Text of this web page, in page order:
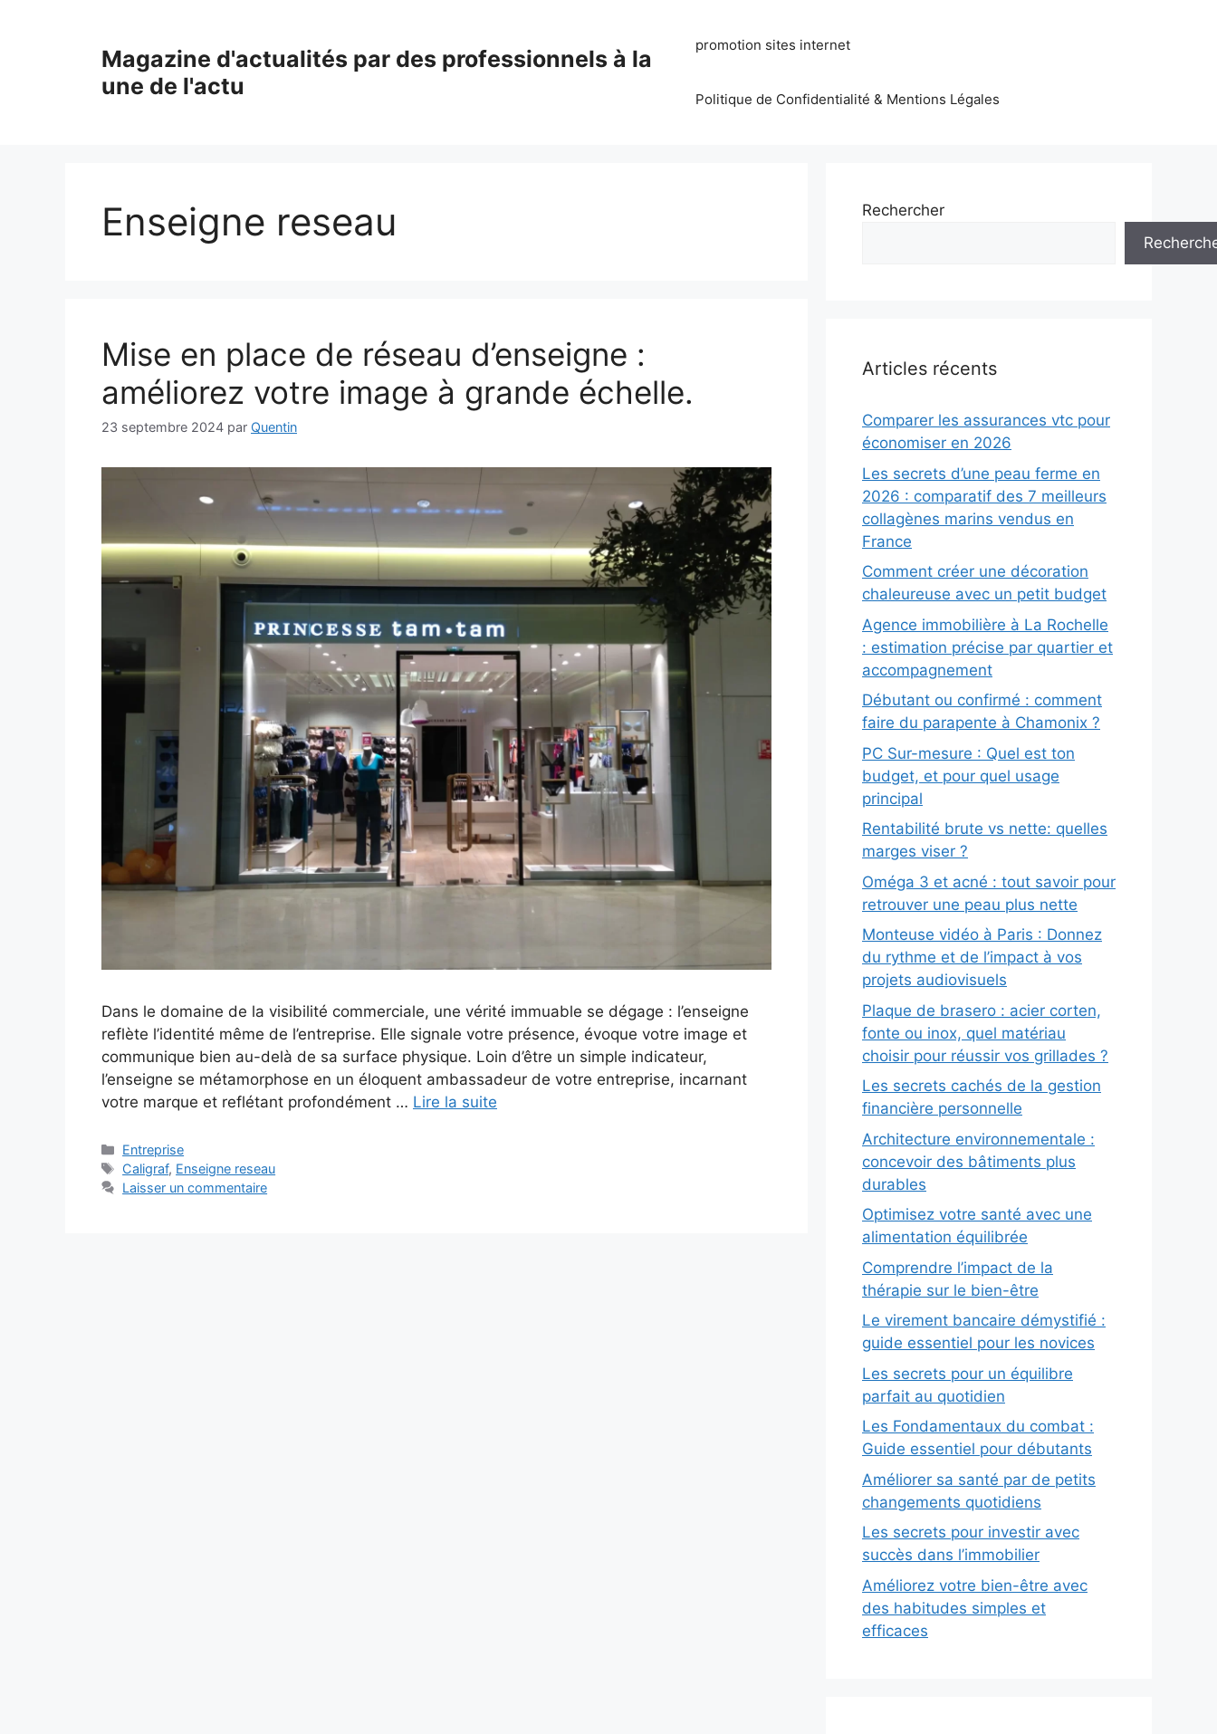
Magazine d'actualités par des professionnels à la
une de l'actu
promotion sites internet
Politique de Confidentialité & Mentions Légales
Enseigne reseau
Mise en place de réseau d’enseigne :
améliorez votre image à grande échelle.
23 septembre 2024 par Quentin
Dans le domaine de la visibilité commerciale, une vérité immuable se dégage : l’enseigne
reflète l’identité même de l’entreprise. Elle signale votre présence, évoque votre image et
communique bien au-delà de sa surface physique. Loin d’être un simple indicateur,
l’enseigne se métamorphose en un éloquent ambassadeur de votre entreprise, incarnant
votre marque et reflétant profondément … Lire la suite
Catégories
Entreprise
Étiquettes
Caligraf, Enseigne reseau
Laisser un commentaire
Rechercher
Articles récents
Comparer les assurances vtc pour
économiser en 2026
Les secrets d’une peau ferme en
2026 : comparatif des 7 meilleurs
collagènes marins vendus en
France
Comment créer une décoration
chaleureuse avec un petit budget
Agence immobilière à La Rochelle
: estimation précise par quartier et
accompagnement
Débutant ou confirmé : comment
faire du parapente à Chamonix ?
PC Sur-mesure : Quel est ton
budget, et pour quel usage
principal
Rentabilité brute vs nette: quelles
marges viser ?
Oméga 3 et acné : tout savoir pour
retrouver une peau plus nette
Monteuse vidéo à Paris : Donnez
du rythme et de l’impact à vos
projets audiovisuels
Plaque de brasero : acier corten,
fonte ou inox, quel matériau
choisir pour réussir vos grillades ?
Les secrets cachés de la gestion
financière personnelle
Architecture environnementale :
concevoir des bâtiments plus
durables
Optimisez votre santé avec une
alimentation équilibrée
Comprendre l’impact de la
thérapie sur le bien-être
Le virement bancaire démystifié :
guide essentiel pour les novices
Les secrets pour un équilibre
parfait au quotidien
Les Fondamentaux du combat :
Guide essentiel pour débutants
Améliorer sa santé par de petits
changements quotidiens
Les secrets pour investir avec
succès dans l’immobilier
Améliorez votre bien-être avec
des habitudes simples et
efficaces